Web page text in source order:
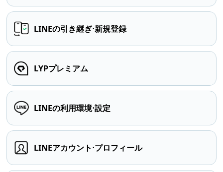
LINEの引き継ぎ⋅新規登録
LYPプレミアム
LINEの利用環境⋅設定
LINEアカウント⋅プロフィール